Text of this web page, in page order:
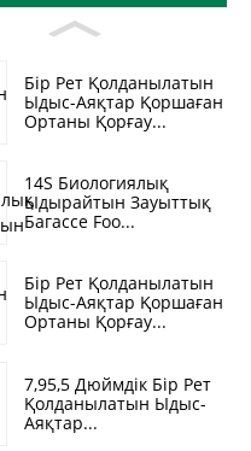
Бір Рет Қолданылатын
Ыдыс-Аяқтар Қоршаған
Ортаны Қорғау...
14S Биологиялық
Ыдырайтын Зауыттық
Багассе Foo...
Бір Рет Қолданылатын
Ыдыс-Аяқтар Қоршаған
Ортаны Қорғау...
7,95,5 Дюймдік Бір Рет
Қолданылатын Ыдыс-
Аяқтар...